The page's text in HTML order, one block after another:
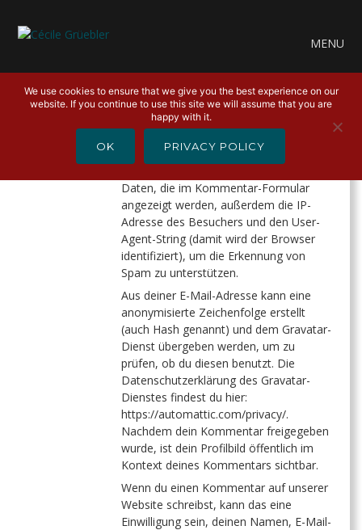
MENU
DATENSCHUTZERKLÄRUNG
Wenn Besucher Kommentare auf der
Daten, die im Kommentar-Formular
angezeigt werden, außerdem die IP-
Adresse des Besuchers und den User-
Agent-String (damit wird der Browser
identifiziert), um die Erkennung von
Spam zu unterstützen.
Aus deiner E-Mail-Adresse kann eine
anonymisierte Zeichenfolge erstellt
(auch Hash genannt) und dem Gravatar-
Dienst übergeben werden, um zu
prüfen, ob du diesen benutzt. Die
Datenschutzerklärung des Gravatar-
Dienstes findest du hier:
https://automattic.com/privacy/.
Nachdem dein Kommentar freigegeben
wurde, ist dein Profilbild öffentlich im
Kontext deines Kommentars sichtbar.
Wenn du einen Kommentar auf unserer
Website schreibst, kann das eine
Einwilligung sein, deinen Namen, E-Mail-
We use cookies to ensure that we give you the best experience on our
website. If you continue to use this site we will assume that you are
happy with it.
OK PRIVACY POLICY